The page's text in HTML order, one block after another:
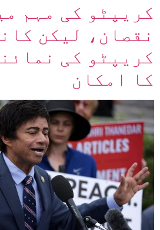
کریپٹو کی مہم
نقصان، لیکن
کریپٹو کی
کا امکان